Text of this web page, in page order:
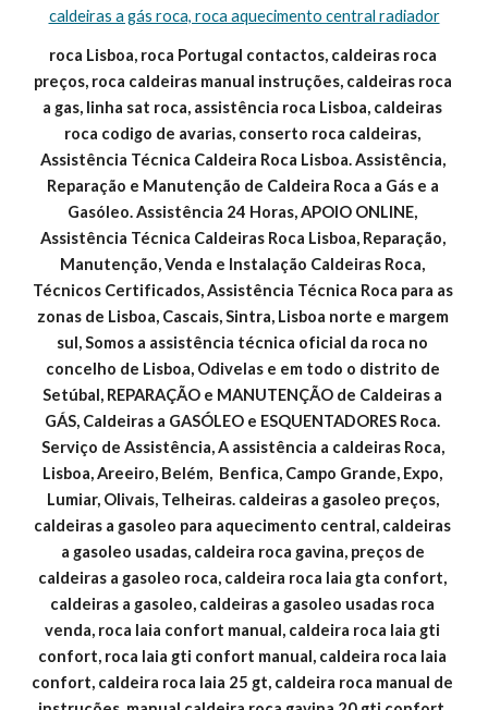
caldeiras a gás roca, roca aquecimento central radiador
roca Lisboa, roca Portugal contactos, caldeiras roca
preços, roca caldeiras manual instruções, caldeiras roca
a gas, linha sat roca, assistência roca Lisboa, caldeiras
roca codigo de avarias, conserto roca caldeiras,
Assistência Técnica Caldeira Roca Lisboa. Assistência,
Reparação e Manutenção de Caldeira Roca a Gás e a
Gasóleo. Assistência 24 Horas, APOIO ONLINE,
Assistência Técnica Caldeiras Roca Lisboa, Reparação,
Manutenção, Venda e Instalação Caldeiras Roca,
Técnicos Certificados, Assistência Técnica Roca para as
zonas de Lisboa, Cascais, Sintra, Lisboa norte e margem
sul, Somos a assistência técnica oficial da roca no
concelho de Lisboa, Odivelas e em todo o distrito de
Setúbal, REPARAÇÃO e MANUTENÇÃO de Caldeiras a
GÁS, Caldeiras a GASÓLEO e ESQUENTADORES Roca.
Serviço de Assistência, A assistência a caldeiras Roca,
Lisboa, Areeiro, Belém,  Benfica, Campo Grande, Expo,
Lumiar, Olivais, Telheiras. caldeiras a gasoleo preços,
caldeiras a gasoleo para aquecimento central, caldeiras
a gasoleo usadas, caldeira roca gavina, preços de
caldeiras a gasoleo roca, caldeira roca laia gta confort,
caldeiras a gasoleo, caldeiras a gasoleo usadas roca
venda, roca laia confort manual, caldeira roca laia gti
confort, roca laia gti confort manual, caldeira roca laia
confort, caldeira roca laia 25 gt, caldeira roca manual de